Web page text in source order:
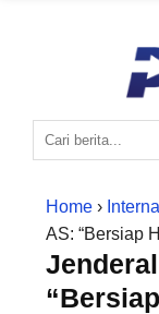
Home ›
AS: “Bersiap